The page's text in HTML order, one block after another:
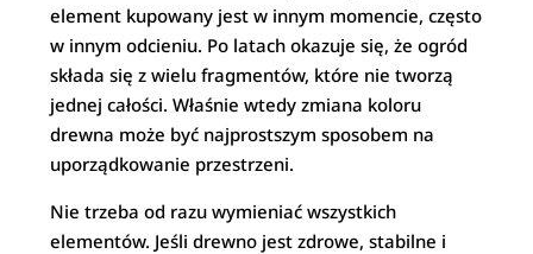
element kupowany jest w innym momencie, często
w innym odcieniu. Po latach okazuje się, że ogród
składa się z wielu fragmentów, które nie tworzą
jednej całości. Właśnie wtedy zmiana koloru
drewna może być najprostszym sposobem na
uporządkowanie przestrzeni.
Nie trzeba od razu wymieniać wszystkich
elementów. Jeśli drewno jest zdrowe, stabilne i